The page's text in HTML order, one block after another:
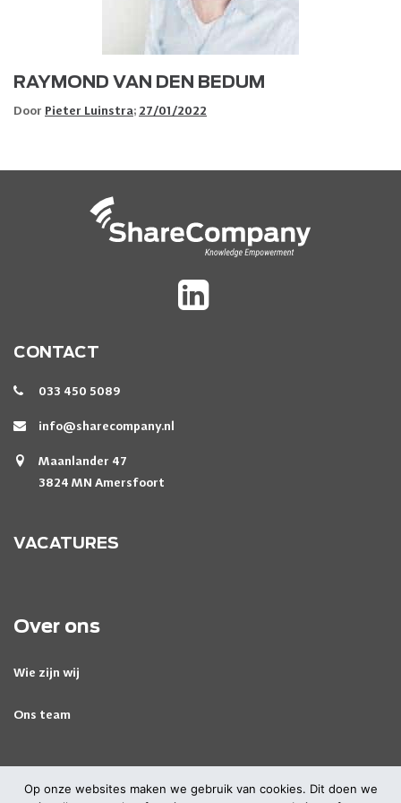
RAYMOND VAN DEN BEDUM
Door Pieter Luinstra; 27/01/2022
CONTACT
033 450 5089
info@sharecompany.nl
Maanlander 47
3824 MN Amersfoort
VACATURES
Over ons
Wie zijn wij
Ons team
Op onze websites maken we gebruik van cookies. Dit doen we